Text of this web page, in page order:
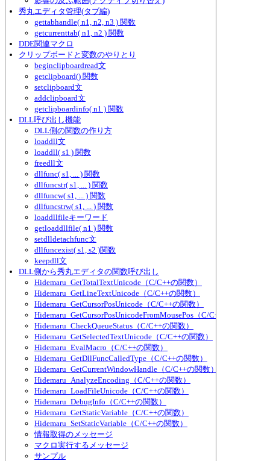
秀丸エディタ管理(タブ編)
gettabhandle( n1, n2, n3 ) 関数
getcurrenttab( n1, n2 ) 関数
DDE関連マクロ
クリップボードと変数のやりとり
beginclipboardread文
getclipboard() 関数
setclipboard文
addclipboard文
getclipboardinfo( n1 ) 関数
DLL呼び出し機能
DLL側の関数の作り方
loaddll文
loaddll( s1 ) 関数
freedll文
dllfunc( s1, ... ) 関数
dllfuncstr( s1, ... ) 関数
dllfuncw( s1, ... ) 関数
dllfuncstrw( s1, ... ) 関数
loaddllfileキーワード
getloaddllfile( n1 ) 関数
setdlldetachfunc文
dllfuncexist( s1, s2 )関数
keepdll文
DLL側から秀丸エディタの関数呼び出し
Hidemaru_GetTotalTextUnicode（C/C++の関数）
Hidemaru_GetLineTextUnicode（C/C++の関数）
Hidemaru_GetCursorPosUnicode（C/C++の関数）
Hidemaru_GetCursorPosUnicodeFromMousePos（C/C++の関数）
Hidemaru_CheckQueueStatus（C/C++の関数）
Hidemaru_GetSelectedTextUnicode（C/C++の関数）
Hidemaru_EvalMacro（C/C++の関数）
Hidemaru_GetDllFuncCalledType（C/C++の関数）
Hidemaru_GetCurrentWindowHandle（C/C++の関数）
Hidemaru_AnalyzeEncoding（C/C++の関数）
Hidemaru_LoadFileUnicode（C/C++の関数）
Hidemaru_DebugInfo（C/C++の関数）
Hidemaru_GetStaticVariable（C/C++の関数）
Hidemaru_SetStaticVariable（C/C++の関数）
情報取得のメッセージ
マクロ実行するメッセージ
サンプル